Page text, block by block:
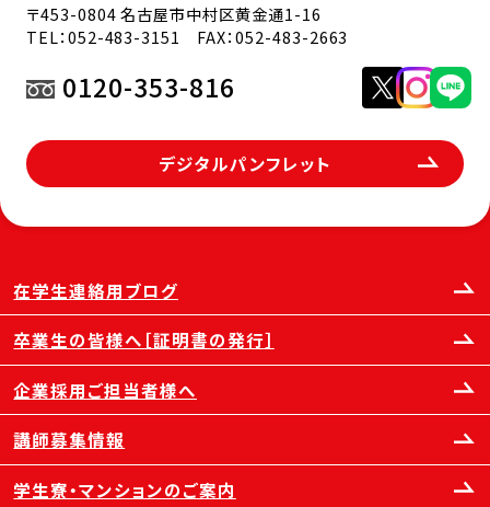
〒453-0804 名古屋市中村区黄金通1-16
TEL：052-483-3151 FAX：052-483-2663
0120-353-816
デジタルパンフレット
在学生連絡用ブログ
卒業生の皆様へ［証明書の発行］
企業採用ご担当者様へ
講師募集情報
学生寮・マンションのご案内